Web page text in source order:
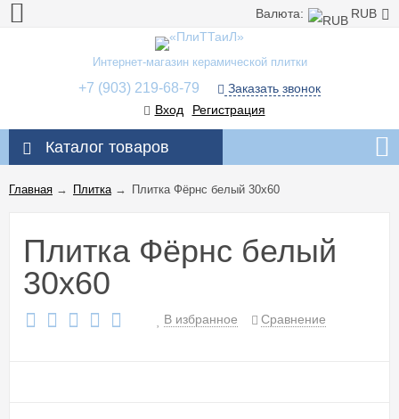
Валюта: RUB
Интернет-магазин керамической плитки
+7 (903) 219-68-79
Заказать звонок
Вход
Регистрация
Каталог товаров
Главная → Плитка→ Плитка Фёрнс белый 30x60
Плитка Фёрнс белый
30x60
В избранное Сравнение